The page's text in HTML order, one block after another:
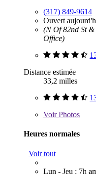
(317) 849-9614
Ouvert
(N Of 82nd St &
Office)
Distance estimée
33,2 milles
VoirPhotos
Heures normales
Voir tout
Lun - Jeu : 7h